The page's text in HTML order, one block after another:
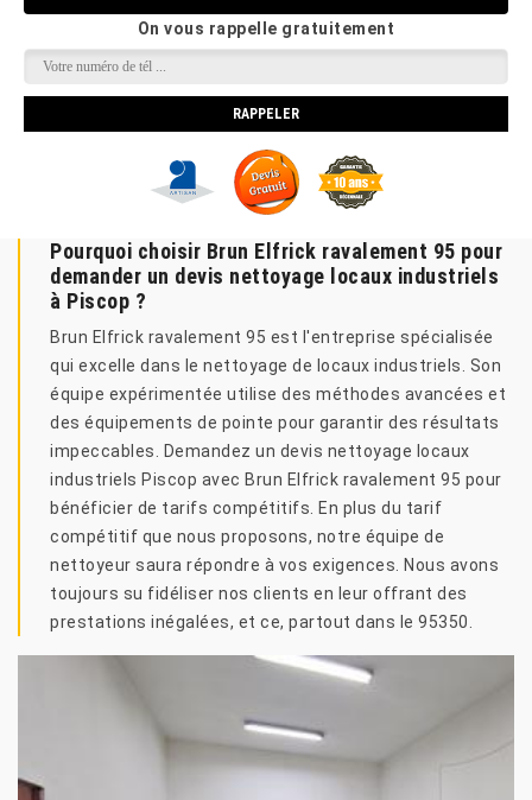
On vous rappelle gratuitement
Pourquoi choisir Brun Elfrick ravalement 95 pour
demander un devis nettoyage locaux industriels
à Piscop ?
Brun Elfrick ravalement 95 est l'entreprise spécialisée
qui excelle dans le nettoyage de locaux industriels. Son
équipe expérimentée utilise des méthodes avancées et
des équipements de pointe pour garantir des résultats
impeccables. Demandez un devis nettoyage locaux
industriels Piscop avec Brun Elfrick ravalement 95 pour
bénéficier de tarifs compétitifs. En plus du tarif
compétitif que nous proposons, notre équipe de
nettoyeur saura répondre à vos exigences. Nous avons
toujours su fidéliser nos clients en leur offrant des
prestations inégalées, et ce, partout dans le 95350.